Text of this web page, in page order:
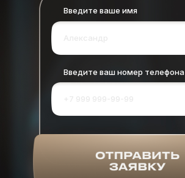
Введите ваше имя
Введите ваш номер телефона